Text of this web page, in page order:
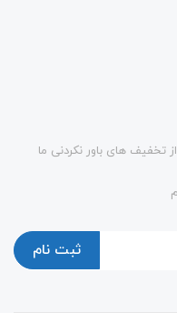
تخفیف های باور نکردنی ما
ثبت نام